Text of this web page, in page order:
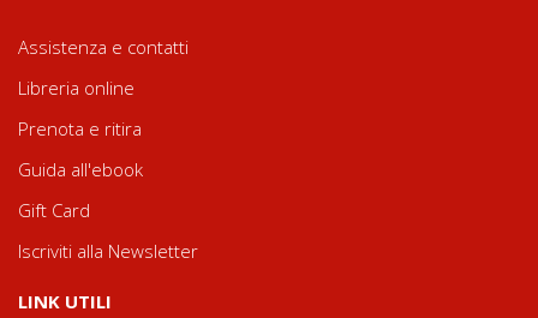
Assistenza e contatti
Libreria online
Prenota e ritira
Guida all'ebook
Gift Card
Iscriviti alla Newsletter
LINK UTILI